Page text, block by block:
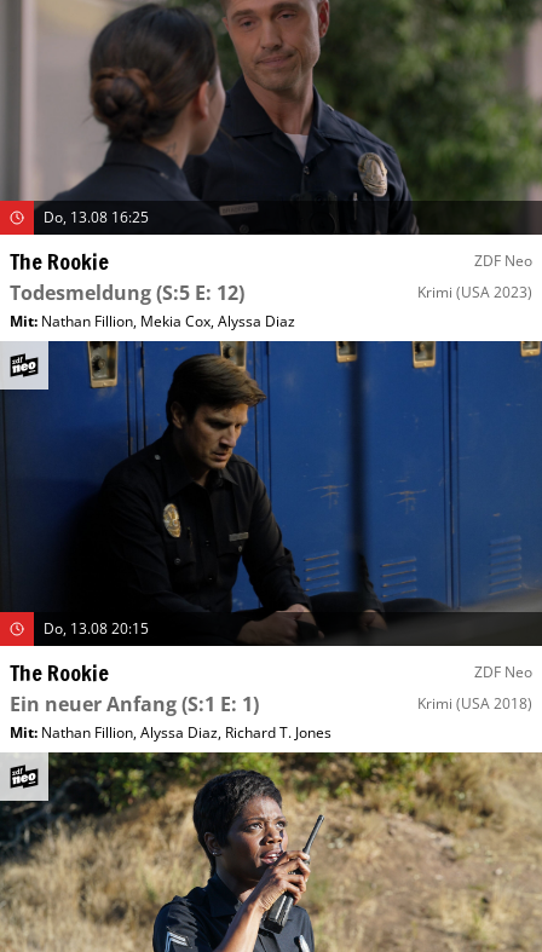
Do, 13.08 16:25
The Rookie ZDF Neo
Todesmeldung(S:5 E: 12) Krimi (USA 2023)
Mit: Nathan Fillion, Mekia Cox,Alyssa Diaz
Do, 13.08 20:15
The Rookie ZDF Neo
Ein neuer Anfang(S:1 E: 1) Krimi (USA 2018)
Mit: Nathan Fillion,Alyssa Diaz, Richard T. Jones